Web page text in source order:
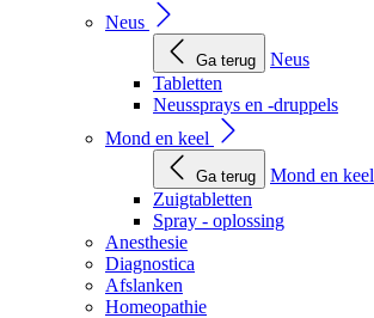
Neus
Ga terug
Neus
Tabletten
Neussprays en -druppels
Mond en keel
Ga terug
Mond en keel
Zuigtabletten
Spray - oplossing
Anesthesie
Diagnostica
Afslanken
Homeopathie